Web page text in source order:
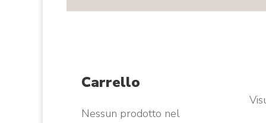
Carrello
Nessun prodotto nel